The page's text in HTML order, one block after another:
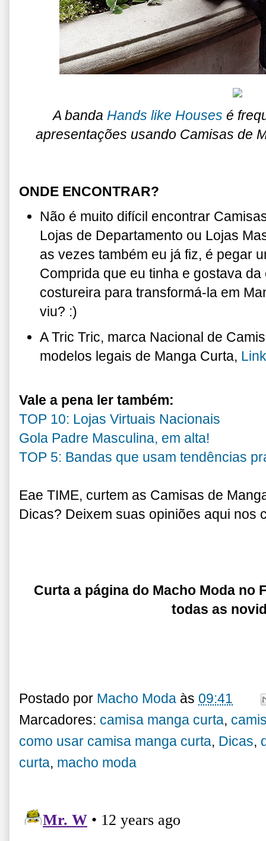
A banda Hands like Houses é
apresentações usando Camisas de
ONDE ENCONTRAR?
Não é muito difícil encontrar
Lojas de Departamento ou Lojas
as vezes também eu já fiz, é pegar
Comprida que eu tinha e gostava
costureira para transformá-la em
viu? :)
A Tric Tric, marca Nacional de
modelos legais de Manga Curta, Link
Vale a pena ler também:
TOP 10: Lojas Virtuais Nacionais
Gola Padre Masculina, em alta!
TOP 5: Bandas que usam tendências
Eae TIME, curtem as Camisas de
Dicas? Deixem suas opiniões aqui nos
Curta a página do Macho Moda no
todas as
Postado por Macho Moda às 09:41
Marcadores: camisa manga curta,
como usar camisa manga curta, Dicas,
curta, macho moda